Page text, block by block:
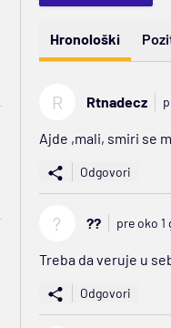
Hronološki
R Rtnadecz
Ajde ,mali, smiri se
Odgovori
? ?? pre oko 1
Treba da veruje u
Odgovori